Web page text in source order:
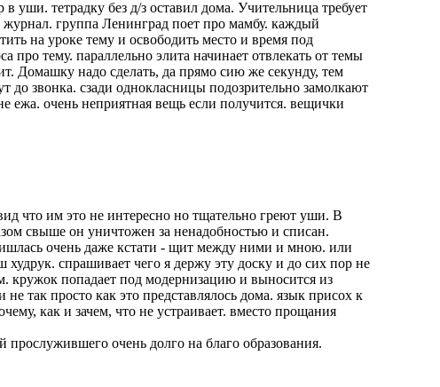
уши. тетрадку без д/з оставил дома. Учительница требует
группа Ленинград поет про мамбу. каждый
на уроке тему и освободить место и время под
про тему. параллельно элита начинает отвлекать от темы
Домашку надо сделать, да прямо сию же секунду, тем
до звонка. сзади однокласницы подозрительно замолкают
ежа. очень неприятная вещь если получится. вещички
что им это не интересно но тщательно греют уши. В
свыше он уничтожен за ненадобностью и списан.
очень даже кстати - щит между ними и мною. или
спрашивает чего я держу эту доску и до сих пор не
кружок попадает под модернизацию и выносится из
так просто как это представлялось дома. язык присох к
как и зачем, что не устраивает. вместо прощания
очень долго на благо образования.